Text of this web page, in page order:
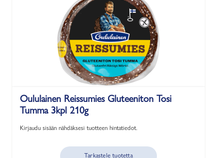
Oululainen Reissumies Gluteeniton Tosi
Tumma 3kpl 210g
Kirjaudu sisään nähdäksesi tuotteen hintatiedot.
Tarkastele tuotetta